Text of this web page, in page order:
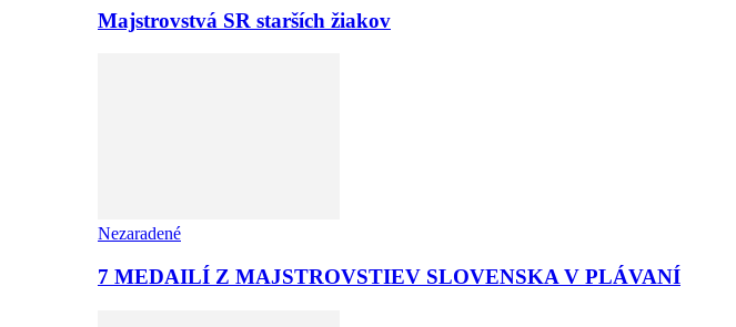
Majstrovstvá SR starších žiakov
Nezaradené
7 MEDAILÍ Z MAJSTROVSTIEV SLOVENSKA V PLÁVANÍ